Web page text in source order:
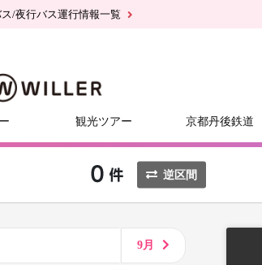
/夜行バス運行情報一覧
観光ツアー 京都丹後鉄道
逆区間
9月